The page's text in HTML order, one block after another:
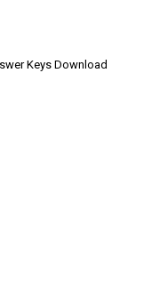
Keys Download